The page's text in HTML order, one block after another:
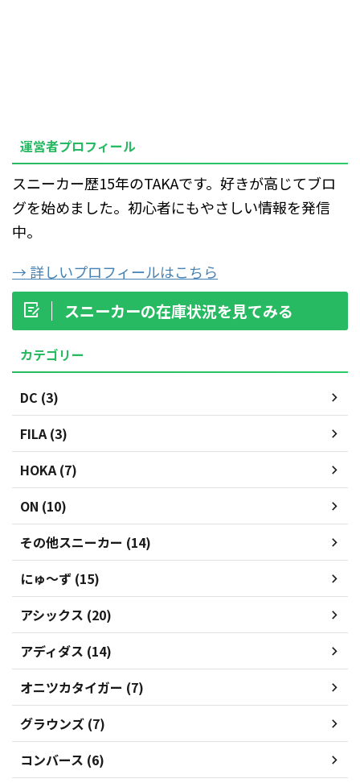
運営者プロフィール
スニーカー歴15年のTAKAです。好きが高じてブロ
グを始めました。初心者にもやさしい情報を発信
中。
→ 詳しいプロフィールはこちら
スニーカーの在庫状況を見てみる
カテゴリー
DC (3)
FILA (3)
HOKA (7)
ON (10)
その他スニーカー (14)
にゅ～ず (15)
アシックス (20)
アディダス (14)
オニツカタイガー (7)
グラウンズ (7)
コンバース (6)